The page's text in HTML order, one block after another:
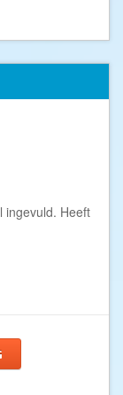
ingevuld. Heeft